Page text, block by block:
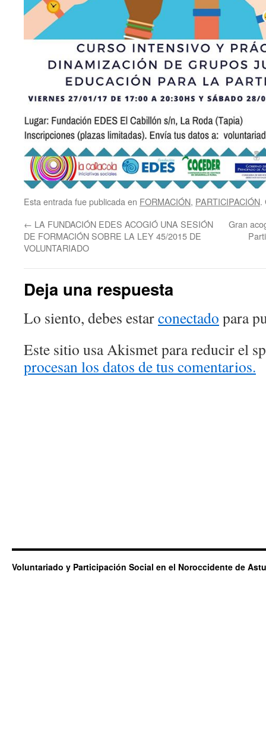
Esta entrada fue publicada en FORMACIÓN, PARTICIPACIÓN.
← LA FUNDACIÓN EDES ACOGIÓ UNA SESIÓN
DE FORMACIÓN SOBRE LA LEY 45/2015 DE
VOLUNTARIADO
Gran
Deja una respuesta
Lo siento, debes estarconectado para
Este sitio usa Akismet para reducir el
procesan los datos de tus comentarios.
Voluntariado y Participación Social en el Noroccidente de